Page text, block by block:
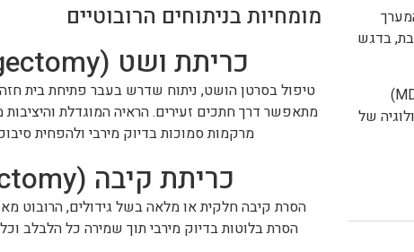
בדגש
פרופ' להט השלים התמחות-על במרכז הסרטן המוביל בעולם (MD Anderson)
של
מומחיות בניתוחים הרובוטיים
כריתת ושט (Esophagectomy)
טיפול בסרטן הושט, ניתוח שדרש בעבר פתיחת בית
מתאפשר דרך חתכים זעירים. הראיה המוגדלת
מרקמות סמוכות בדיוק מירבי ולהפחית
כריתת קיבה (Gastrectomy)
הסרת קיבה חלקית או מלאה בשל גידולים, הרובוט
הסרת בלוטות בדיוק מירבי תוך שמירה כל הלבלב